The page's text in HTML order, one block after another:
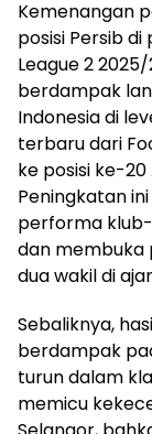
Kemenangan
posisi Persib
League 2
berdampak
Indonesia di
terbaru dari
ke posisi ke-
Peningkatan
performa
dan membuka
dua wakil di
Sebaliknya,
berdampak
turun dalam
memicu